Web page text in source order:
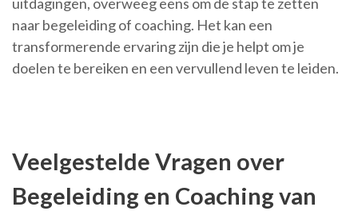
naar begeleiding of coaching. Het kan een
transformerende ervaring zijn die je helpt om je
doelen te bereiken en een vervullend leven te leiden.
Veelgestelde Vragen over
Begeleiding en Coaching van